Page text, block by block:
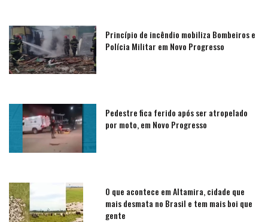
Princípio de incêndio mobiliza Bombeiros e
Polícia Militar em Novo Progresso
Pedestre fica ferido após ser atropelado
por moto, em Novo Progresso
O que acontece em Altamira, cidade que
mais desmata no Brasil e tem mais boi que
gente